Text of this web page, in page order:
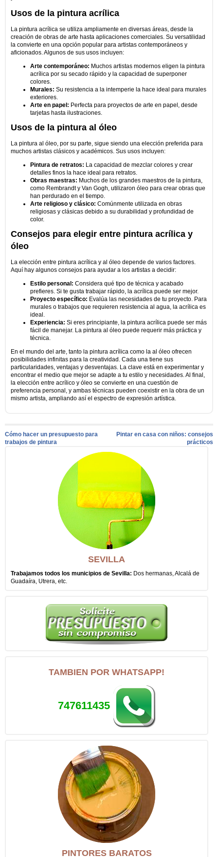
Usos de la pintura acrílica
La pintura acrílica se utiliza ampliamente en diversas áreas, desde la
creación de obras de arte hasta aplicaciones comerciales. Su versatilidad
la convierte en una opción popular para artistas contemporáneos y
aficionados. Algunos de sus usos incluyen:
Arte contemporáneo: Muchos artistas modernos eligen la pintura
acrílica por su secado rápido y la capacidad de superponer
colores.
Murales: Su resistencia a la intemperie la hace ideal para murales
exteriores.
Arte en papel: Perfecta para proyectos de arte en papel, desde
tarjetas hasta ilustraciones.
Usos de la pintura al óleo
La pintura al óleo, por su parte, sigue siendo una elección preferida para
muchos artistas clásicos y académicos. Sus usos incluyen:
Pintura de retratos: La capacidad de mezclar colores y crear
detalles finos la hace ideal para retratos.
Obras maestras: Muchos de los grandes maestros de la pintura,
como Rembrandt y Van Gogh, utilizaron óleo para crear obras que
han perdurado en el tiempo.
Arte religioso y clásico: Comúnmente utilizada en obras
religiosas y clásicas debido a su durabilidad y profundidad de
color.
Consejos para elegir entre pintura acrílica y
óleo
La elección entre pintura acrílica y al óleo depende de varios factores.
Aquí hay algunos consejos para ayudar a los artistas a decidir:
Estilo personal: Considera qué tipo de técnica y acabado
prefieres. Si te gusta trabajar rápido, la acrílica puede ser mejor.
Proyecto específico: Evalúa las necesidades de tu proyecto. Para
murales o trabajos que requieren resistencia al agua, la acrílica es
ideal.
Experiencia: Si eres principiante, la pintura acrílica puede ser más
fácil de manejar. La pintura al óleo puede requerir más práctica y
técnica.
En el mundo del arte, tanto la pintura acrílica como la al óleo ofrecen
posibilidades infinitas para la creatividad. Cada una tiene sus
particularidades, ventajas y desventajas. La clave está en experimentar y
encontrar el medio que mejor se adapte a tu estilo y necesidades. Al final,
la elección entre acrílico y óleo se convierte en una cuestión de
preferencia personal, y ambas técnicas pueden coexistir en la obra de un
mismo artista, ampliando así el espectro de expresión artística.
Cómo hacer un presupuesto para
trabajos de pintura
Pintar en casa con niños: consejos
prácticos
SEVILLA
Trabajamos todos los municipios de Sevilla: Dos hermanas, Alcalá de
Guadaíra, Utrera, etc.
TAMBIEN POR WHATSAPP!
747611435
PINTORES BARATOS